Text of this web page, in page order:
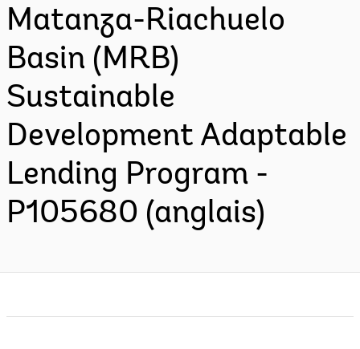
Matanza-Riachuelo
Basin (MRB)
Sustainable
Development Adaptable
Lending Program -
P105680 (anglais)